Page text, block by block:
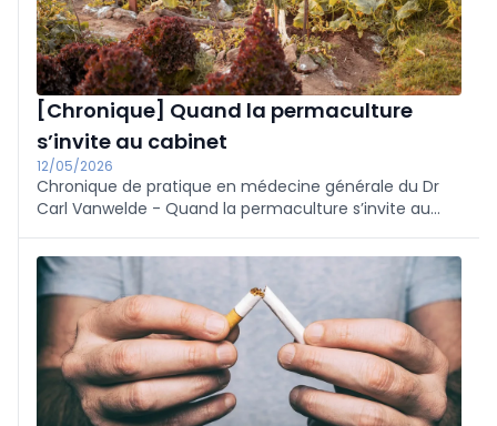
[Chronique] Quand la permaculture
s’invite au cabinet
12/05/2026
Chronique de pratique en médecine générale du Dr
Carl Vanwelde - Quand la permaculture s’invite au